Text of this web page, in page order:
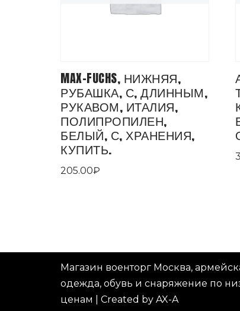
MAX-FUCHS, НИЖНЯЯ,
РУБАШКА, С, ДЛИННЫМ,
РУКАВОМ, ИТАЛИЯ,
ПОЛИПРОПИЛЕН,
БЕЛЫЙ, С, ХРАНЕНИЯ,
КУПИТЬ.
205.00₽
Магазин военторг Москва,
одежда, обувь и снаряжение по
ценам
Created by AX-A